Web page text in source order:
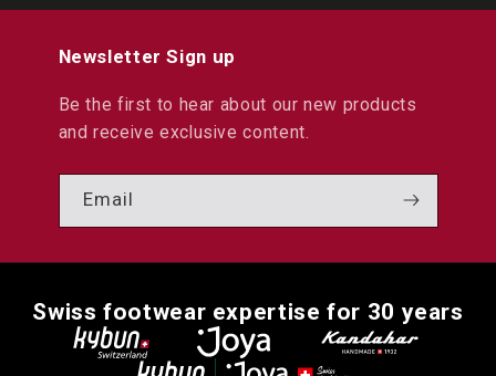
Newsletter Sign up
Be the first to hear about our new products
and receive exclusive content.
Email
Swiss footwear expertise for 30 years